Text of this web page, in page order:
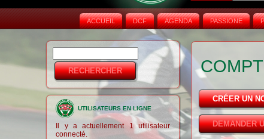
ACCUEIL DCF AGENDA PASSIONE
Formulaire de
recherche
UTILISATEURS EN LIGNE
Il y a actuellement 1 utilisateur
connecté.
CRÉER UN
DEMANDER